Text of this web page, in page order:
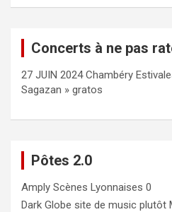
Concerts à ne pas
27 JUIN 2024 Chambéry
Sagazan » gratos
Pôtes 2.0
Amply Scènes Lyonnaises 0
Dark Globe site de music plutôt